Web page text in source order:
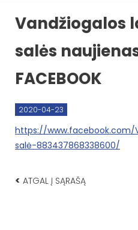
Vandžiogalos
salės
FACEBOOK
2020-04-23
https://www.facebook.com/
salė-883437868338600/
< ATGAL Į SĄRAŠĄ